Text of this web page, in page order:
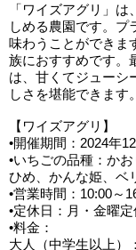
「ワイズアグリ」
しめる農園です。プ
味わうことができま
族におすすめです。
は、甘くてジューシ
しさを堪能できます。
【ワイズアグリ】
•開催期間：2024年
•いちごの品種：か
ひめ、かんな姫、ベ
•営業時間：10:00～
•定休日：月・金曜
•料金：
大人（中学生以上）